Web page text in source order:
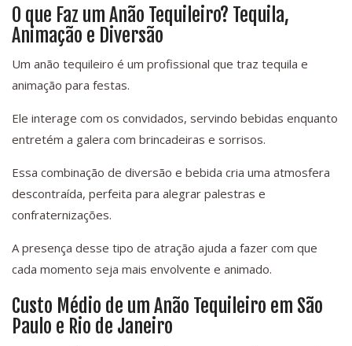
O que Faz um Anão Tequileiro? Tequila,
Animação e Diversão
Um anão tequileiro é um profissional que traz tequila e
animação para festas.
Ele interage com os convidados, servindo bebidas enquanto
entretém a galera com brincadeiras e sorrisos.
Essa combinação de diversão e bebida cria uma atmosfera
descontraída, perfeita para alegrar palestras e
confraternizações.
A presença desse tipo de atração ajuda a fazer com que
cada momento seja mais envolvente e animado.
Custo Médio de um Anão Tequileiro em São
Paulo e Rio de Janeiro